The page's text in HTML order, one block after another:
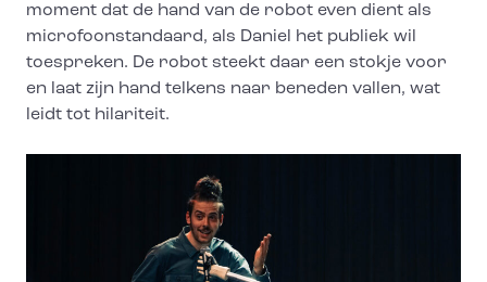
moment dat de hand van de robot even dient als
microfoonstandaard, als Daniel het publiek wil
toespreken. De robot steekt daar een stokje voor
en laat zijn hand telkens naar beneden vallen, wat
leidt tot hilariteit.